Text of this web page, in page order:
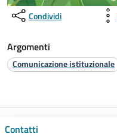
Condividi
Argomenti
Comunicazione istituzionale
Contatti